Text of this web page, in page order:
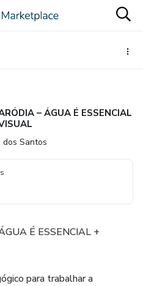
– ÁGUA É ESSENCIAL
dos Santos
É ESSENCIAL +
para trabalhar a